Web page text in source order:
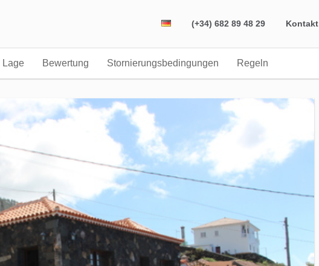
(+34) 682 89 48 29 Kontakt
Lage Bewertung Stornierungsbedingungen Regeln